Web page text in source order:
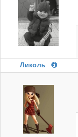
Ликоль